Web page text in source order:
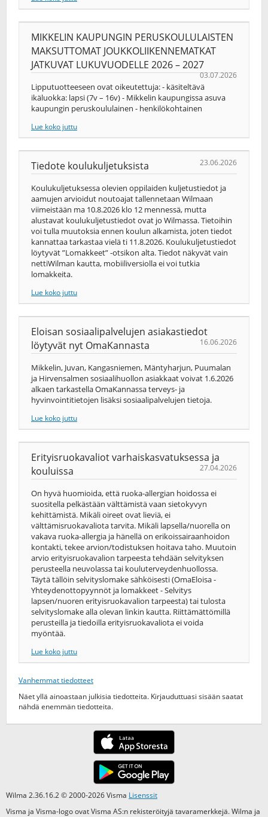
MIKKELIN KAUPUNGIN PERUSKOULULAISTEN
MAKSUTTOMAT JOUKKOLIIKENNEMATKAT
JATKUVAT LUKUVUODELLE 2026 – 2027
03.07.2026
Lipputuotteeseen ovat oikeutettuja: - käsiteltävä
ikäluokka: lapsi (7v – 16v) - Mikkelin kaupungissa asuva
kaupungin peruskoululainen - henkilökohtainen
Lue koko juttu
Tiedote koulukuljetuksista 23.06.2026
Koulukuljetuksessa olevien oppilaiden kuljetustiedot ja
aamujen arvioidut noutoajat tallennetaan Wilmaan
viimeistään ma 10.8.2026 klo 12 mennessä, mutta
alustavat koulukuljetustiedot ovat jo Wilmassa. Tietoihin
voi tulla muutoksia ennen koulun alkamista, joten tiedot
kannattaa tarkastaa vielä ti 11.8.2026. Koulukuljetustiedot
löytyvät ”Lomakkeet” -otsikon alta. Tiedot näkyvät vain
nettiWilman kautta, mobiiliversiolla ei voi tutkia
lomakkeita.
Lue koko juttu
Eloisan sosiaalipalvelujen asiakastiedot
löytyvät nyt OmaKannasta
16.06.2026
Mikkelin, Juvan, Kangasniemen, Mäntyharjun, Puumalan
ja Hirvensalmen sosiaalihuollon asiakkaat voivat 1.6.2026
alkaen tarkastella OmaKannassa terveys-​ ja
hyvinvointitietojen lisäksi sosiaalipalvelujen tietoja.
Lue koko juttu
Erityisruokavaliot varhaiskasvatuksessa ja
kouluissa
27.04.2026
On hyvä huomioida, että ruoka-allergian hoidossa ei
suositella pelkästään välttämistä vaan sietokyvyn
kehittämistä. Mikäli oireet ovat lieviä, ei
välttämisruokavaliota tarvita. Mikäli lapsella/nuorella on
vakava ruoka-allergia ja hänellä on erikoissairaanhoidon
kontakti, tekee arvion/todistuksen hoitava taho. Muutoin
arvio erityisruokavalion tarpeesta tehdään selvityksen
perusteella neuvolassa tai kouluterveydenhuollossa.
Täytä tällöin selvityslomake sähköisesti (OmaEloisa -
Yhteydenottopyynnöt ja lomakkeet - Selvitys
lapsen/nuoren erityisruokavalion tarpeesta) tai tulosta
selvityslomake alla olevan linkin kautta. Riittämättömillä
perusteilla ja tiedoilla erityisruokavaliota ei voida
myöntää.
Lue koko juttu
Vanhemmat tiedotteet
Näet yllä ainoastaan julkisia tiedotteita. Kirjauduttuasi sisään saatat
nähdä enemmän tiedotteita.
Wilma 2.36.16.2 © 2000-2026 Visma Lisenssit
Visma ja Visma-logo ovat Visma AS:n rekisteröityjä tavaramerkkejä. Wilma ja